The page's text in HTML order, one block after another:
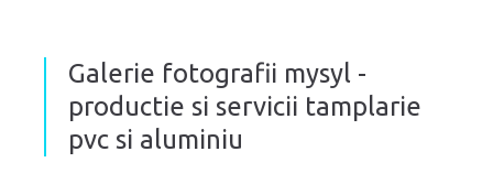
Galerie fotografii mysyl -
productie si servicii tamplarie
pvc si aluminiu